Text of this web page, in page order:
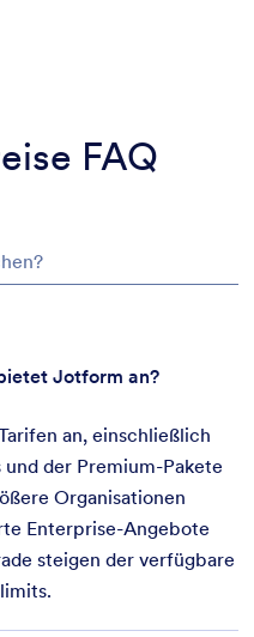
FAQ
Jotform an?
an, einschließlich
der Premium-Pakete
Organisationen
Enterprise-Angebote
steigen der verfügbare